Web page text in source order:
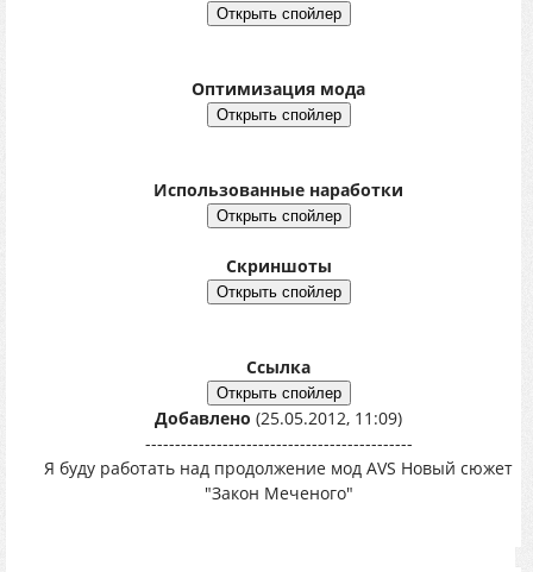
Оптимизация мода
Использованные наработки
Скриншоты
Ссылка
Добавлено (25.05.2012, 11:09)
---------------------------------------------
Я буду работать над продолжение мод AVS Новый сюжет
"Закон Меченого"